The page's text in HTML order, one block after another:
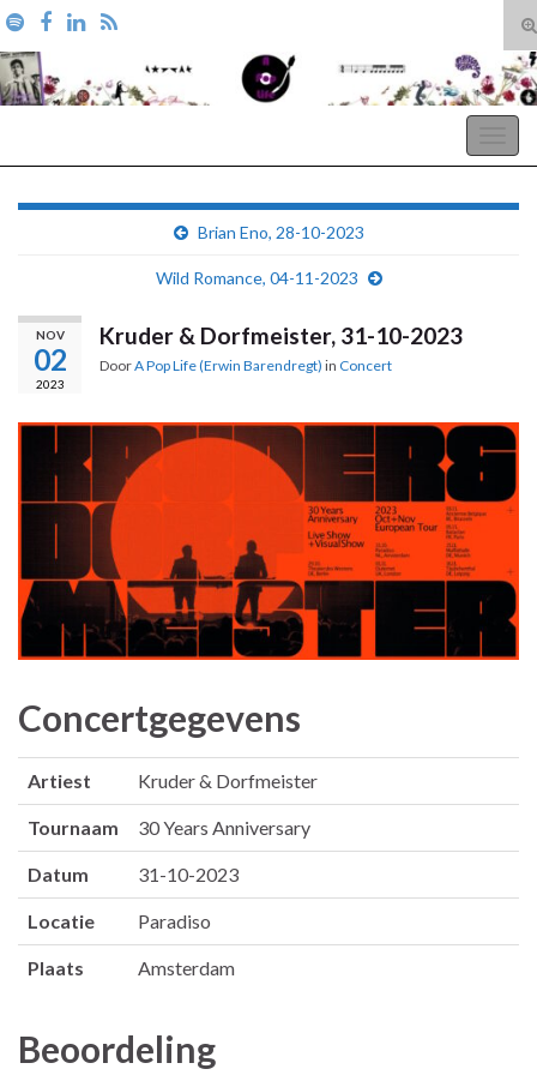
Search for:
Brian Eno, 28-10-2023
Wild Romance, 04-11-2023
NOV
02
2023
Kruder & Dorfmeister, 31-10-2023
DoorA Pop Life (Erwin Barendregt) in Concert
Concertgegevens
Artiest Kruder & Dorfmeister
Tournaam 30 Years Anniversary
Datum 31-10-2023
Locatie Paradiso
Plaats Amsterdam
Beoordeling